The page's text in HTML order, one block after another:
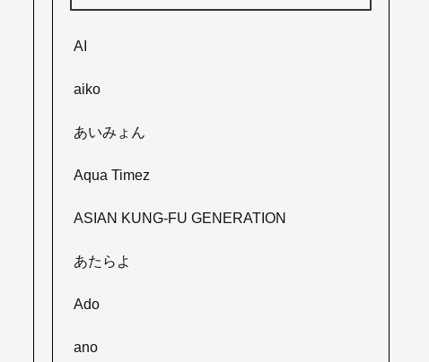
AI
aiko
あいみょん
Aqua Timez
ASIAN KUNG-FU GENERATION
あたらよ
Ado
ano